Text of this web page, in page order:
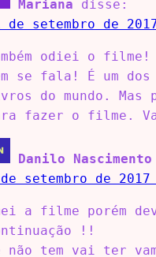
Mariana
disse:
de setembro de
odiei o
se fala! É um dos
do mundo. Mas
fazer o filme.
Danilo Nascimento
setembro de
a filme porém
!!
não tem vai ter